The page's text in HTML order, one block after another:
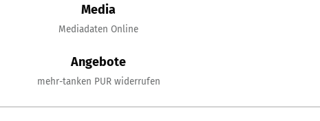
Media
Mediadaten Online
Angebote
mehr-tanken PUR widerrufen